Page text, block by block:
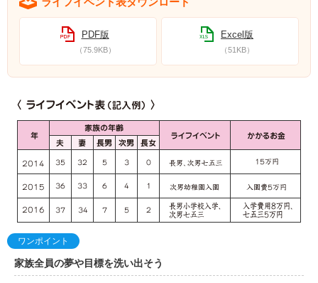
PDF版
（75.9KB）
Excel版
（51KB）
ワンポイント
家族全員の夢や目標を洗い出そう